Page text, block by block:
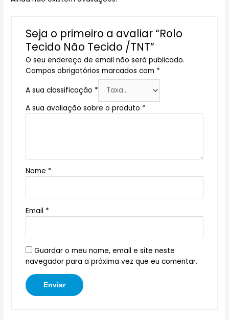
Seja o primeiro a avaliar “Rolo
Tecido Não Tecido /TNT”
O seu endereço de email não será publicado.
Campos obrigatórios marcados com *
A sua classificação *
A sua avaliação sobre o produto *
Nome *
Email *
Guardar o meu nome, email e site neste
navegador para a próxima vez que eu comentar.